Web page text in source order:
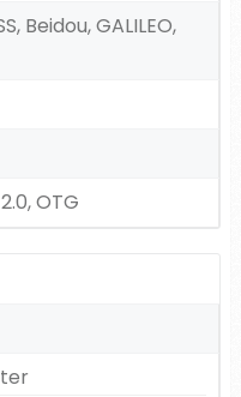
Beidou, GALILEO,
OTG